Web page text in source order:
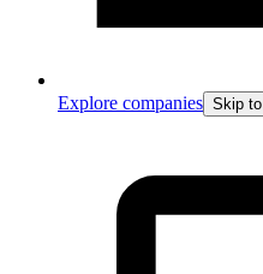
Explore companies Skip